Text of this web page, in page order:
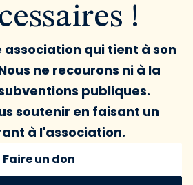
!
association qui tient à son
ne recourons ni à la
publiques.
soutenir en faisant un
à l'association.
Faire un don